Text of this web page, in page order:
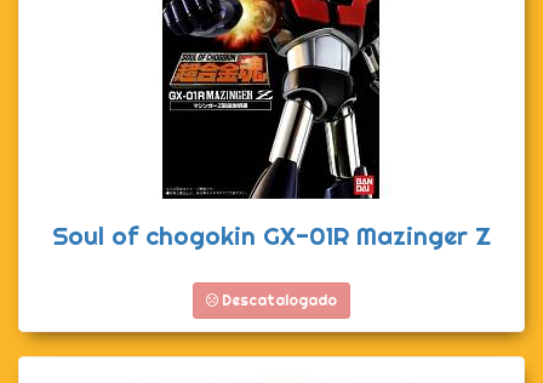
Soul of chogokin GX-01R Mazinger Z
Descatalogado